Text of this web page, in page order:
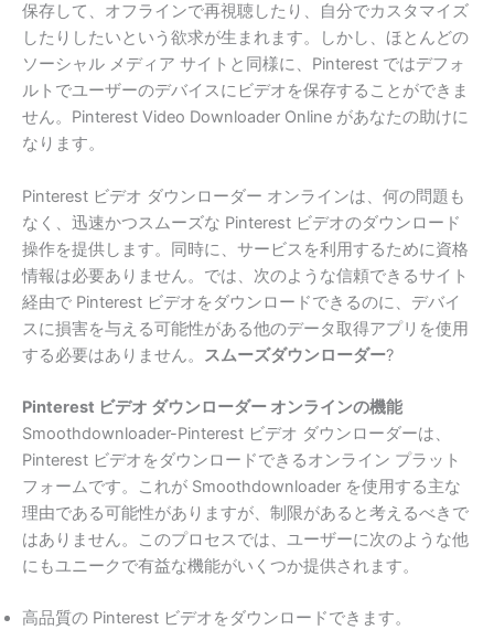
保存して、オフラインで再視聴したり、自分でカスタマイズ
したりしたいという欲求が生まれます。しかし、ほとんどの
ソーシャル メディア サイトと同様に、Pinterest ではデフォ
ルトでユーザーのデバイスにビデオを保存することができま
せん。Pinterest Video Downloader Online があなたの助けに
なります。
Pinterest ビデオ ダウンローダー オンラインは、何の問題も
なく、迅速かつスムーズな Pinterest ビデオのダウンロード
操作を提供します。同時に、サービスを利用するために資格
情報は必要ありません。では、次のような信頼できるサイト
経由で Pinterest ビデオをダウンロードできるのに、デバイ
スに損害を与える可能性がある他のデータ取得アプリを使用
する必要はありません。 スムーズダウンローダー?
Pinterest ビデオ ダウンローダー オンラインの機能
Smoothdownloader-Pinterest ビデオ ダウンローダーは、
Pinterest ビデオをダウンロードできるオンライン プラット
フォームです。これが Smoothdownloader を使用する主な
理由である可能性がありますが、制限があると考えるべきで
はありません。このプロセスでは、ユーザーに次のような他
にもユニークで有益な機能がいくつか提供されます。
高品質の Pinterest ビデオをダウンロードできます。